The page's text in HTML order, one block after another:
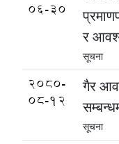
06-30
र
सूचना
2080-
08-12
गैर
सूचना